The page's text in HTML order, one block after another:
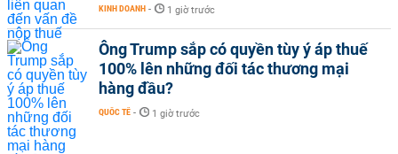
KINH DOANH - 1 giờ trước
Ông Trump sắp có quyền tùy ý áp thuế
100% lên những đối tác thương mại
hàng đầu?
QUỐC TẾ - 1 giờ trước